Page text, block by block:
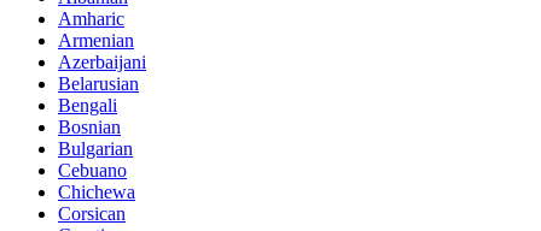
Amharic
Armenian
Azerbaijani
Belarusian
Bengali
Bosnian
Bulgarian
Cebuano
Chichewa
Corsican